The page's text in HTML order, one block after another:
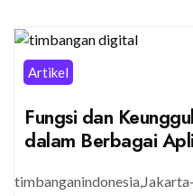
Artikel
Fungsi dan
dalam Berbagai